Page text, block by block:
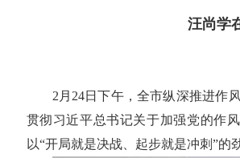
汪尚学
2月24日下午，全市纵深推进作
贯彻习近平总书记关于加强党的作
以“开局就是决战、起步就是冲刺”的